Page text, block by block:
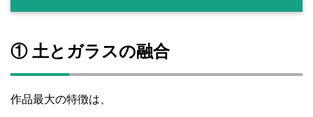
① 土とガラスの融合
作品最大の特徴は、